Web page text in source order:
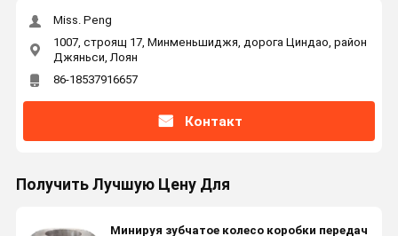
Miss. Peng
1007, строящ 17, Минменьшиджя, дорога Циндао, район
Джяньси, Лоян
86-18537916657
Контакт
Получить Лучшую Цену Для
Минируя зубчатое колесо коробки передач